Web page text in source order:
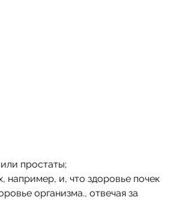
простаты;
например, и, что здоровье почек
организма., отвечая за